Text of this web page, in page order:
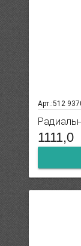
Арт.:512
1111,0